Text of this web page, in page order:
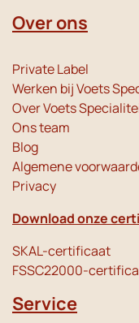
Over ons
Private Label
Werken bij Voets
Over Voets
Ons team
Blog
Algemene
Privacy
Download onze
SKAL-certificaat
FSSC22000-
Service